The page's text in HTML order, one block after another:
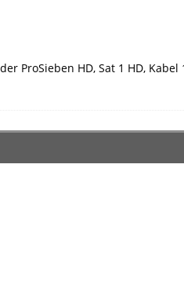
ProSieben HD, Sat 1 HD, Kabel